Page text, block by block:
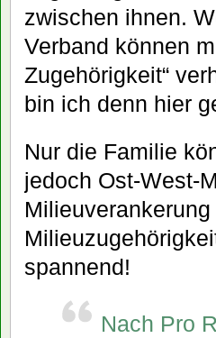
zwischen ihnen.
Verband können
Zugehörigkeit“
bin ich denn hier
Nur die Familie
jedoch Ost-West-
spannend!
Nach Pro